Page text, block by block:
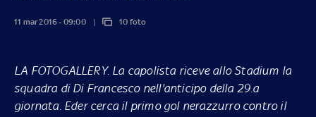
11 mar 2016 - 09:00 10 foto
LA FOTOGALLERY. La capolista riceve allo Stadium la
squadra di Di Francesco nell'anticipo della 29.a
giornata. Eder cerca il primo gol nerazzurro contro il